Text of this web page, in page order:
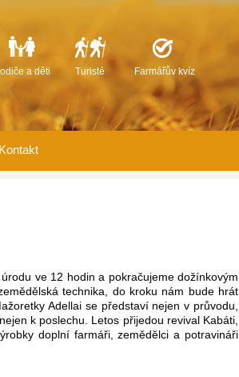
a děti Turisté Farmářův kvíz
Kontakt
ve 12 hodin a pokračujeme dožínkovým
technika, do kroku nám bude hrát
Adellai se představí nejen v průvodu,
k poslechu. Letos přijedou revival Kabáti,
doplní farmáři, zemědělci a potravináři